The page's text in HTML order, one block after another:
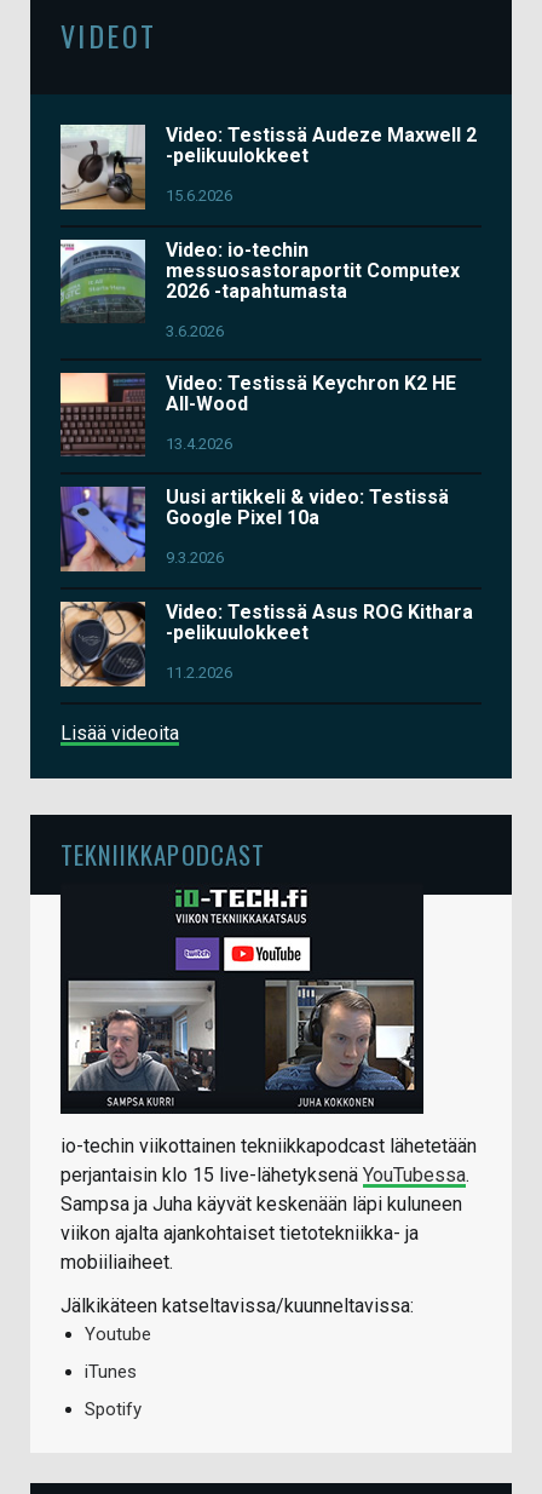
VIDEOT
Video: Testissä Audeze Maxwell 2
-pelikuulokkeet
15.6.2026
Video: io-techin
messuosastoraportit Computex
2026 -tapahtumasta
3.6.2026
Video: Testissä Keychron K2 HE
All-Wood
13.4.2026
Uusi artikkeli & video: Testissä
Google Pixel 10a
9.3.2026
Video: Testissä Asus ROG Kithara
-pelikuulokkeet
11.2.2026
Lisää videoita
TEKNIIKKAPODCAST
io-techin viikottainen tekniikkapodcast lähetetään
perjantaisin klo 15 live-lähetyksenä YouTubessa.
Sampsa ja Juha käyvät keskenään läpi kuluneen
viikon ajalta ajankohtaiset tietotekniikka- ja
mobiiliaiheet.
Jälkikäteen katseltavissa/kuunneltavissa:
Youtube
iTunes
Spotify